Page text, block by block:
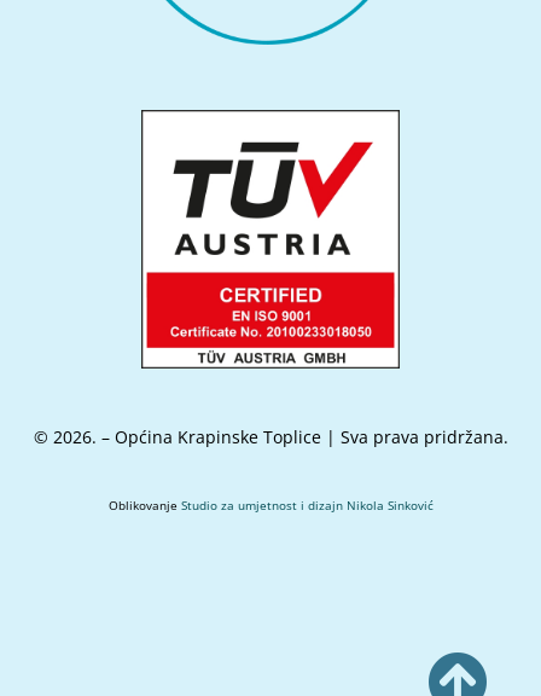
© 2026. – Općina Krapinske Toplice | Sva prava pridržana.
Oblikovanje Studio za umjetnost i dizajn Nikola Sinković